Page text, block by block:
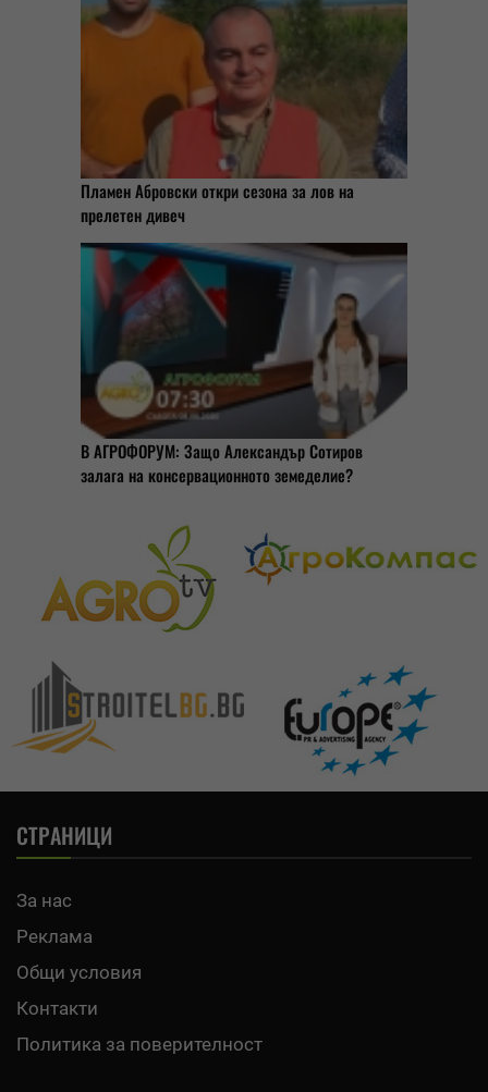
Пламен Абровски откри сезона за лов на
прелетен дивеч
В АГРОФОРУМ: Защо Александър Сотиров
залага на консервационното земеделие?
СТРАНИЦИ
За нас
Реклама
Общи условия
Контакти
Политика за поверителност